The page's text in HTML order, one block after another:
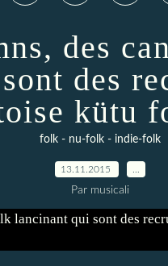
des
des
kütu
folk - nu-folk - indie-folk
13.11.2015
Par musicali